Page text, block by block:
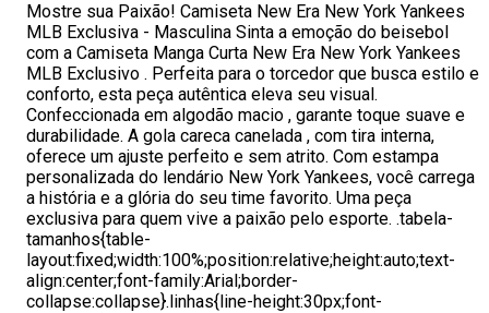
Mostre sua Paixão! Camiseta New Era New York Yankees
MLB Exclusiva - Masculina Sinta a emoção do beisebol
com a Camiseta Manga Curta New Era New York Yankees
MLB Exclusivo . Perfeita para o torcedor que busca estilo e
conforto, esta peça autêntica eleva seu visual.
Confeccionada em algodão macio , garante toque suave e
durabilidade. A gola careca canelada , com tira interna,
oferece um ajuste perfeito e sem atrito. Com estampa
personalizada do lendário New York Yankees, você carrega
a história e a glória do seu time favorito. Uma peça
exclusiva para quem vive a paixão pelo esporte. .tabela-
tamanhos{table-
layout:fixed;width:100%;position:relative;height:auto;text-
align:center;font-family:Arial;border-
collapse:collapse}.linhas{line-height:30px;font-